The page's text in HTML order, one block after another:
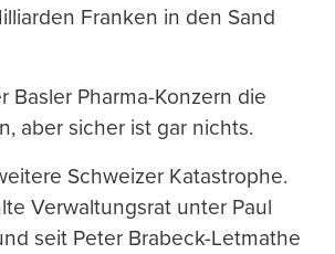
Franken in den Sand
Basler Pharma-Konzern die
aber sicher ist gar nichts.
Schweizer Katastrophe.
Verwaltungsrat unter Paul
seit Peter Brabeck-Letmathe